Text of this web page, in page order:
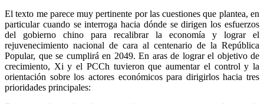
El texto me parece muy pertinente por las cuestiones que plantea, en
particular cuando se interroga hacia dónde se dirigen los esfuerzos
del gobierno chino para recalibrar la economía y lograr el
rejuvenecimiento nacional de cara al centenario de la República
Popular, que se cumplirá en 2049. En aras de lograr el objetivo de
crecimiento, Xi y el PCCh tuvieron que aumentar el control y la
orientación sobre los actores económicos para dirigirlos hacia tres
prioridades principales: